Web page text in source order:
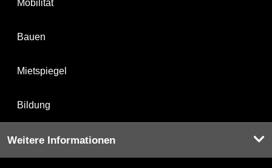
Mobilität
Bauen
Mietspiegel
Bildung
Weitere Informationen